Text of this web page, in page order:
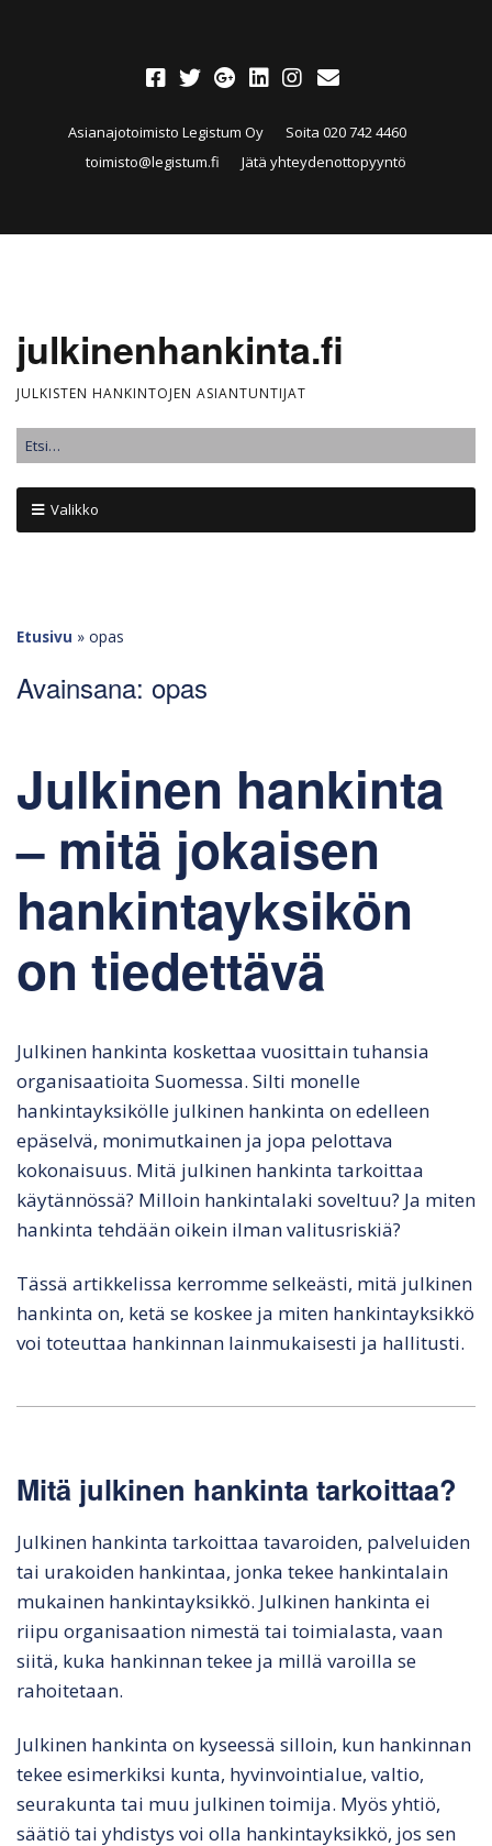
Asianajotoimisto Legistum Oy
Soita 020 742 4460
toimisto@legistum.fi
Jätä yhteydenottopyyntö
julkinenhankinta.fi
JULKISTEN HANKINTOJEN ASIANTUNTIJAT
Valikko
Etusivu » opas
Avainsana: opas
Julkinen hankinta
– mitä jokaisen
hankintayksikön
on tiedettävä
Julkinen hankinta koskettaa vuosittain tuhansia
organisaatioita Suomessa. Silti monelle
hankintayksikölle julkinen hankinta on edelleen
epäselvä, monimutkainen ja jopa pelottava
kokonaisuus. Mitä julkinen hankinta tarkoittaa
käytännössä? Milloin hankintalaki soveltuu? Ja miten
hankinta tehdään oikein ilman valitusriskiä?
Tässä artikkelissa kerromme selkeästi, mitä julkinen
hankinta on, ketä se koskee ja miten hankintayksikkö
voi toteuttaa hankinnan lainmukaisesti ja hallitusti.
Mitä julkinen hankinta tarkoittaa?
Julkinen hankinta tarkoittaa tavaroiden, palveluiden
tai urakoiden hankintaa, jonka tekee hankintalain
mukainen hankintayksikkö. Julkinen hankinta ei
riipu organisaation nimestä tai toimialasta, vaan
siitä, kuka hankinnan tekee ja millä varoilla se
rahoitetaan.
Julkinen hankinta on kyseessä silloin, kun hankinnan
tekee esimerkiksi kunta, hyvinvointialue, valtio,
seurakunta tai muu julkinen toimija. Myös yhtiö,
säätiö tai yhdistys voi olla hankintayksikkö, jos sen